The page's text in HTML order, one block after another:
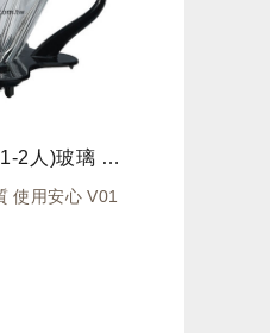
TIAMO V01(適用1-2人)玻璃 錐型 咖啡濾器組 附量匙
使用安心 V01